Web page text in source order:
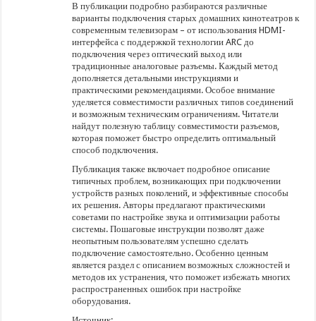
В публикации подробно разбираются различные
варианты подключения старых домашних кинотеатров к
современным телевизорам – от использования HDMI-
интерфейса с поддержкой технологии ARC до
подключения через оптический выход или
традиционные аналоговые разъемы. Каждый метод
дополняется детальными инструкциями и
практическими рекомендациями. Особое внимание
уделяется совместимости различных типов соединений
и возможным техническим ограничениям. Читатели
найдут полезную таблицу совместимости разъемов,
которая поможет быстро определить оптимальный
способ подключения.
Публикация также включает подробное описание
типичных проблем, возникающих при подключении
устройств разных поколений, и эффективные способы
их решения. Авторы предлагают практическими
советами по настройке звука и оптимизации работы
системы. Пошаговые инструкции позволят даже
неопытным пользователям успешно сделать
подключение самостоятельно. Особенно ценным
является раздел с описанием возможных сложностей и
методов их устранения, что поможет избежать многих
распространенных ошибок при настройке
оборудования.